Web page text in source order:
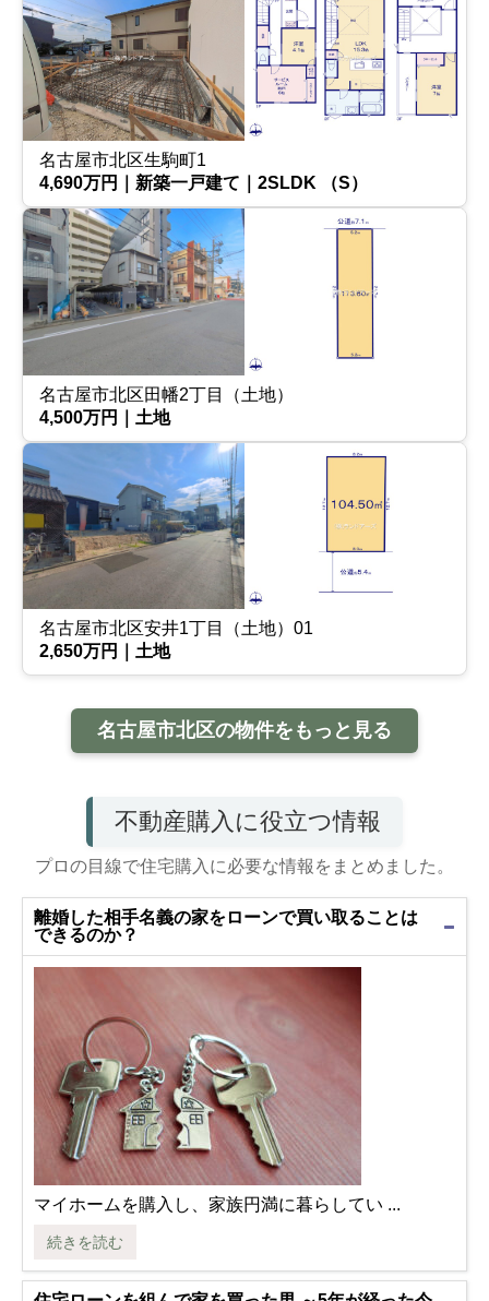
名古屋市北区生駒町1
4,690万円｜新築一戸建て｜2SLDK （S）
名古屋市北区田幡2丁目（土地）
4,500万円｜土地
名古屋市北区安井1丁目（土地）01
2,650万円｜土地
名古屋市北区の物件をもっと見る
不動産購入に役立つ情報
プロの目線で住宅購入に必要な情報をまとめました。
離婚した相手名義の家をローンで買い取ることは
できるのか？
マイホームを購入し、家族円満に暮らしてい ...
続きを読む